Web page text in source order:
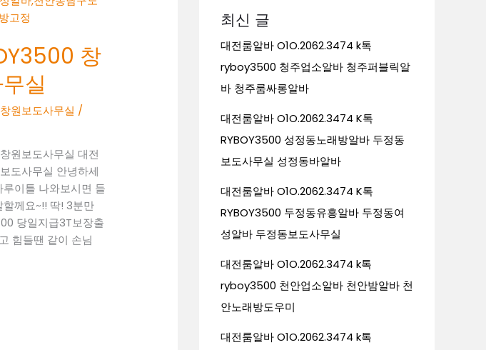
창
실
원보도사무실 /
원보도사무실 대전
도사무실 안녕하세
이틀 나와보시면 들
께요~!! 딱! 3분만
당일지급3T보장출
힘들땐 같이 손님
최신 글
대전룸알바 O1O.2062.3474 k톡
ryboy3500 청주업소알바 청주퍼블릭알
바 청주룸싸롱알바
대전룸알바 O1O.2062.3474 K톡
RYBOY3500 성정동노래방알바 두정동
보도사무실 성정동바알바
대전룸알바 O1O.2062.3474 K톡
RYBOY3500 두정동유흥알바 두정동여
성알바 두정동보도사무실
대전룸알바 O1O.2062.3474 k톡
ryboy3500 천안업소알바 천안밤알바 천
안노래방도우미
대전룸알바 O1O.2062.3474 k톡